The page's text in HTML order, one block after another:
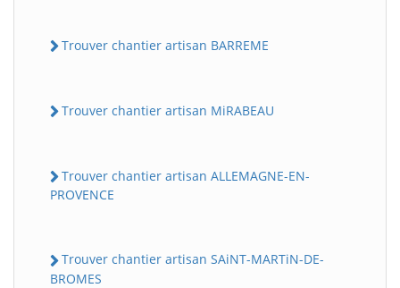
Trouver chantier artisan BARREME
Trouver chantier artisan MiRABEAU
Trouver chantier artisan ALLEMAGNE-EN-
PROVENCE
Trouver chantier artisan SAiNT-MARTiN-DE-
BROMES